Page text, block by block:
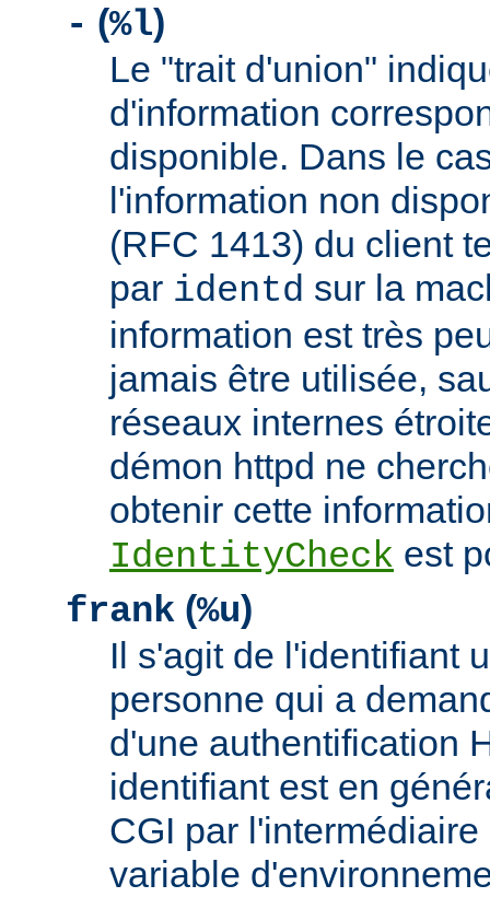
- (%l)
Le "trait d'union"
d'information
disponible. Dans le
l'information non
(RFC 1413) du client
par identd sur la
information est très
jamais être utilisée,
réseaux internes
démon httpd ne
obtenir cette
IdentityCheck est
frank (%u)
Il s'agit de l'identifiant
personne qui a
d'une authentification
identifiant est en
CGI par
variable